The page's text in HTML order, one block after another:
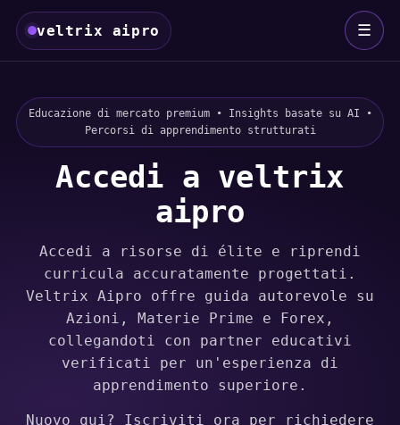
veltrix aipro ☰
Educazione di mercato premium • Insights basate su AI •
Percorsi di apprendimento strutturati
Accedi a veltrix
aipro
Accedi a risorse di élite e riprendi
curricula accuratamente progettati.
Veltrix Aipro offre guida autorevole su
Azioni, Materie Prime e Forex,
collegandoti con partner educativi
verificati per un'esperienza di
apprendimento superiore.
Nuovo qui? Iscriviti ora per richiedere